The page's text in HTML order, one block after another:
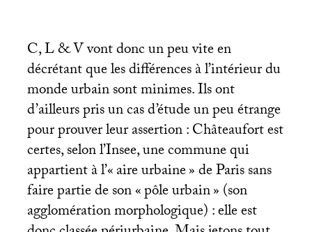
C, L & V vont donc un peu vite en
décrétant que les différences à l’intérieur du
monde urbain sont minimes. Ils ont
d’ailleurs pris un cas d’étude un peu étrange
pour prouver leur assertion : Châteaufort est
certes, selon l’Insee, une commune qui
appartient à l’«aire urbaine» de Paris sans
faire partie de son «pôle urbain» (son
agglomération morphologique) : elle est